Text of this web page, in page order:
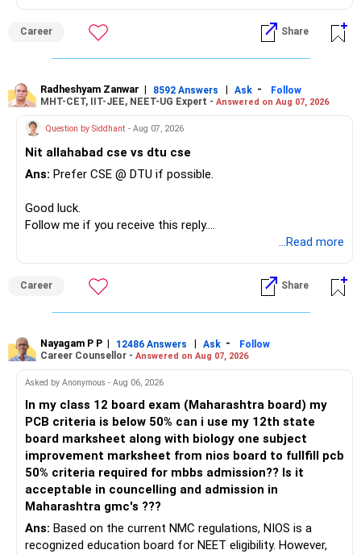
Career Share
Radheshyam Zanwar | 8592 Answers | Ask -
Follow
MHT-CET, IIT-JEE, NEET-UG Expert - Answered on Aug 07, 2026
Question by Siddhant - Aug 07, 2026
Nit allahabad cse vs dtu cse
Ans: Prefer CSE @ DTU if possible.
Good luck.
Follow me if you receive this reply.
...Read more
Career Share
Nayagam P P | 12486 Answers | Ask -
Follow
Career Counsellor - Answered on Aug 07, 2026
Asked by Anonymous - Aug 06, 2026
In my class 12 board exam (Maharashtra board) my
PCB criteria is below 50% can i use my 12th state
board marksheet along with biology one subject
improvement marksheet from nios board to fullfill pcb
50% criteria required for mbbs admission?? Is it
acceptable in councelling and admission in
Maharashtra gmc's ???
Ans: Based on the current NMC regulations, NIOS is a
recognized education board for NEET eligibility. However,